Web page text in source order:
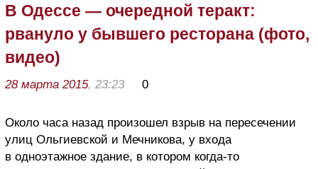
В Одессе — очередной теракт:
рвануло у бывшего ресторана (фото,
видео)
28 марта 2015, 23:23 0
Около часа назад произошел взрыв на пересечении
улиц Ольгиевской и Мечникова, у входа
в одноэтажное здание, в котором когда-то